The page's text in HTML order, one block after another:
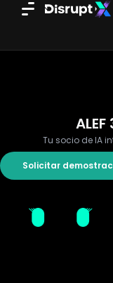
Tu socio de IA
Solicitar